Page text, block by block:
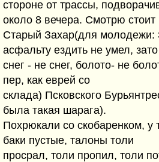
стороне от трассы,
около 8 вечера. Смотрю стоит
Старый Захар(для молодежи:
асфальту ездить не умел, зато
снег - не снег, болото- не
пер, как еврей со
склада) Псковского
была такая шарага).
Похрюкали со скобаренком, у
баки пустые, талоны толи
просрал, толи пропил, толи